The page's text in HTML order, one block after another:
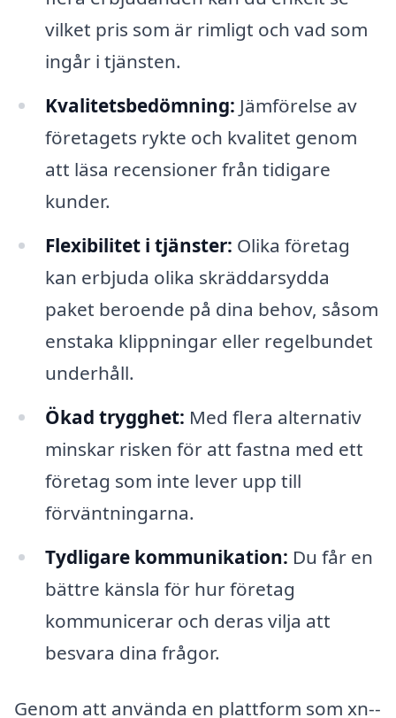
vilket pris som är rimligt och vad som
ingår i tjänsten.
Kvalitetsbedömning: Jämförelse av
företagets rykte och kvalitet genom
att läsa recensioner från tidigare
kunder.
Flexibilitet i tjänster: Olika företag
kan erbjuda olika skräddarsydda
paket beroende på dina behov, såsom
enstaka klippningar eller regelbundet
underhåll.
Ökad trygghet: Med flera alternativ
minskar risken för att fastna med ett
företag som inte lever upp till
förväntningarna.
Tydligare kommunikation: Du får en
bättre känsla för hur företag
kommunicerar och deras vilja att
besvara dina frågor.
Genom att använda en plattform som xn--